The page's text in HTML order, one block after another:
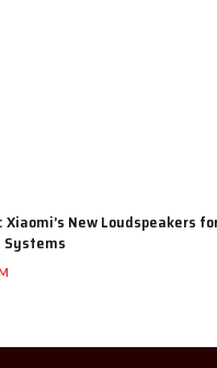
Xiaomi’s New Loudspeakers
Systems